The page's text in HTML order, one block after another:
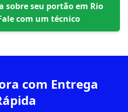
sobre seu portão em Rio
com um técnico
com Entrega